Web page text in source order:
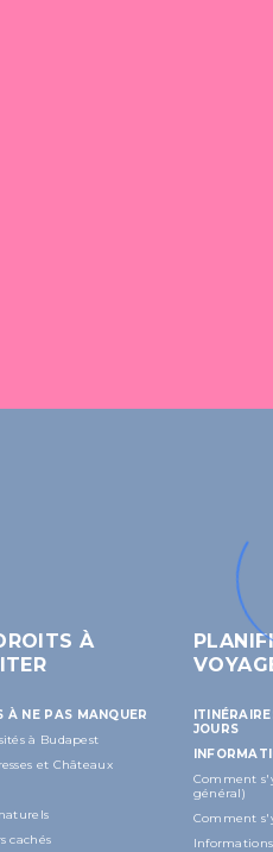
À
À NE PAS MANQUER
à Budapest
et Châteaux
cachés
JOURS
Comment
général)
Comment